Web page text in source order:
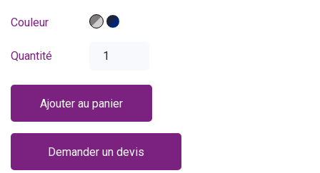
Couleur
Gris
Gris
Bleu
Bleu
Quantité
Ajouter au panier
Demander un devis